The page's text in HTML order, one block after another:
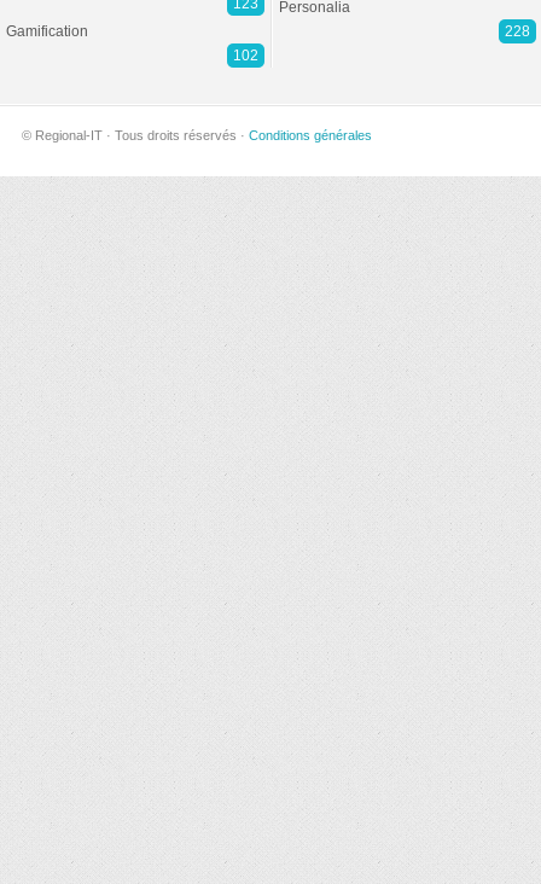
123
Gamification
102
Personalia
228
© Regional-IT · Tous droits réservés · Conditions générales